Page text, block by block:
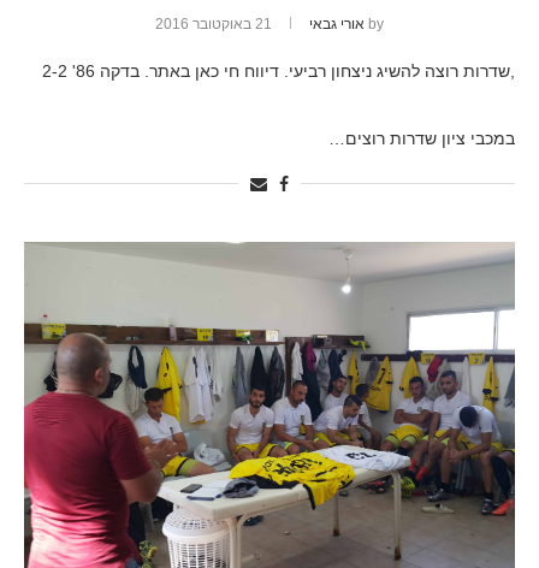
by אורי גבאי 21 באוקטובר 2016
,שדרות רוצה להשיג ניצחון רביעי. דיווח חי כאן באתר. בדקה 86' 2-2
במכבי ציון שדרות רוצים…